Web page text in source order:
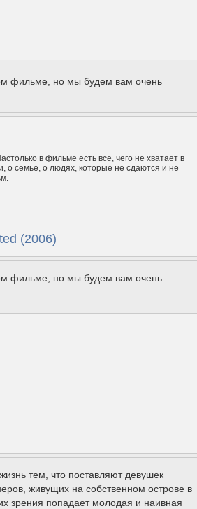
фильме, но мы будем вам очень
в фильме есть все, чего не хватает в
о семье, о людях, которые не сдаются и не
(2006)
фильме, но мы будем вам очень
тем, что поставляют девушек
живущих на собственном острове в
зрения попадает молодая и наивная